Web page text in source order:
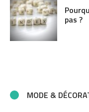
pas ?
MODE &